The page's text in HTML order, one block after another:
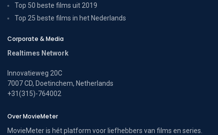
Top 50 beste films uit 2019
Top 25 beste films in het Nederlands
Corporate & Media
Realtimes Network
Innovatieweg 20C
7007 CD, Doetinchem, Netherlands
+31(315)-764002
Over MovieMeter
MovieMeter is hét platform voor liefhebbers van films en series.